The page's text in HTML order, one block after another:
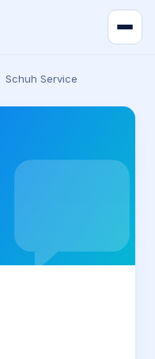
Schuh Service